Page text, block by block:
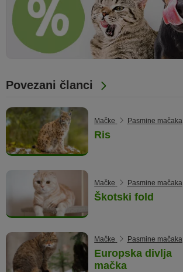
Povezani članci
Mačke Pasmine mačaka
Ris
Mačke Pasmine mačaka
Škotski fold
Mačke Pasmine mačaka
Europska divlja
mačka